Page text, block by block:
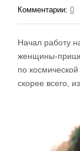
Комментарии: 0
Начал работу
женщины-
по
скорее всего,